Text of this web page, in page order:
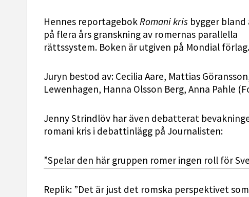
Hennes reportagebokRomani kris bygger
på flera års granskning av romernas parallella
rättssystem. Boken är utgiven på Mondial förlag.
Juryn bestod av: Cecilia Aare, Mattias
Lewenhagen, Hanna Olsson Berg, Anna Pahle
Jenny Strindlöv har även debatterat
romani kris i debattinlägg på Journalisten:
”Spelar den här gruppen romer ingen roll för
Replik: ”Det är just det romska perspektivet